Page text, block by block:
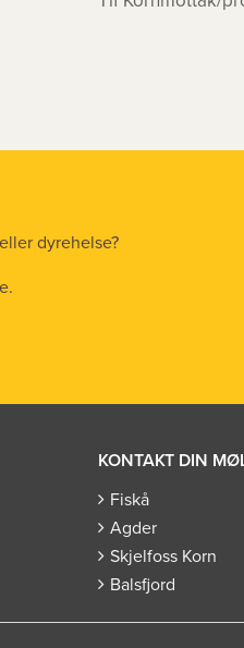
dyrehelse?
KONTAKT DIN
Fiskå
Agder
Skjelfoss Korn
Balsfjord